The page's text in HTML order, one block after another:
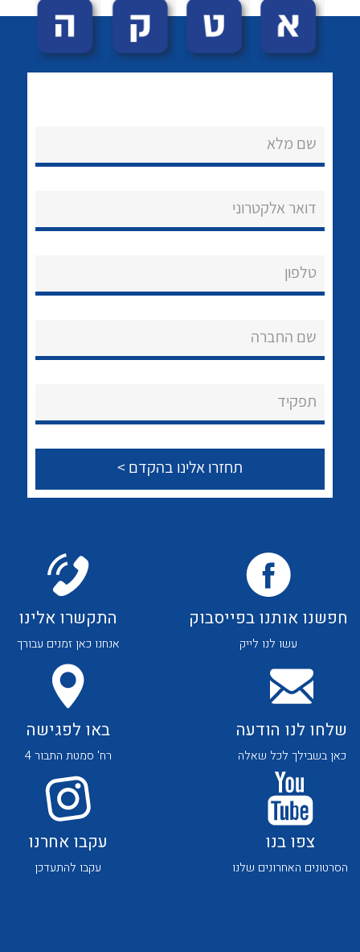
הצוות שלנו
שירותי תמיכה
לכל מוצרי היצרן לכל מוצרי היצרן
לכל מוצרי היצרן לכל מוצרי היצרן
לכל מוצרי היצרן לכל מוצרי היצרן
שם מלא
דואר אלקטרוני
טלפון
שם החברה
תפקיד
חפשנו אותנו בפייסבוק
עשו לנו לייק
התקשרו אלינו
אנחנו כאן זמנים עבורך
שלחו לנו הודעה
כאן בשבילך לכל שאלה
באו לפגישה
רח' סמטת התבור 4
צפו בנו
הסרטונים האחרונים שלנו
עקבו אחרנו
עקבו להתעדכן